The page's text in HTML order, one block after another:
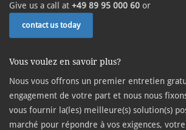
Give us a call at +49 89 95 000 60 or
contact us today
Vous voulez en savoir plus?
Nous vous offrons un premier entretien
engagement de votre part et nous nous
vous fournir la(les) meilleure(s) solution(s)
marché pour répondre à vos exigences,